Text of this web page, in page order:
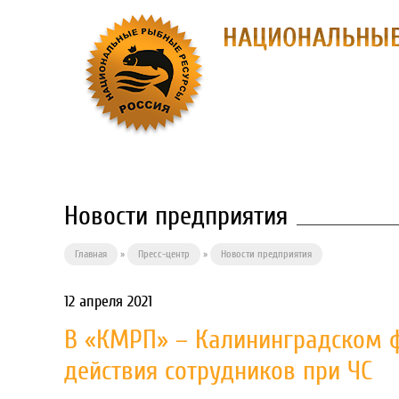
Новости предприятия
Главная » Пресс-центр » Новости предприятия
12 апреля 2021
В «КМРП» – Калининградском
действия сотрудников при ЧС